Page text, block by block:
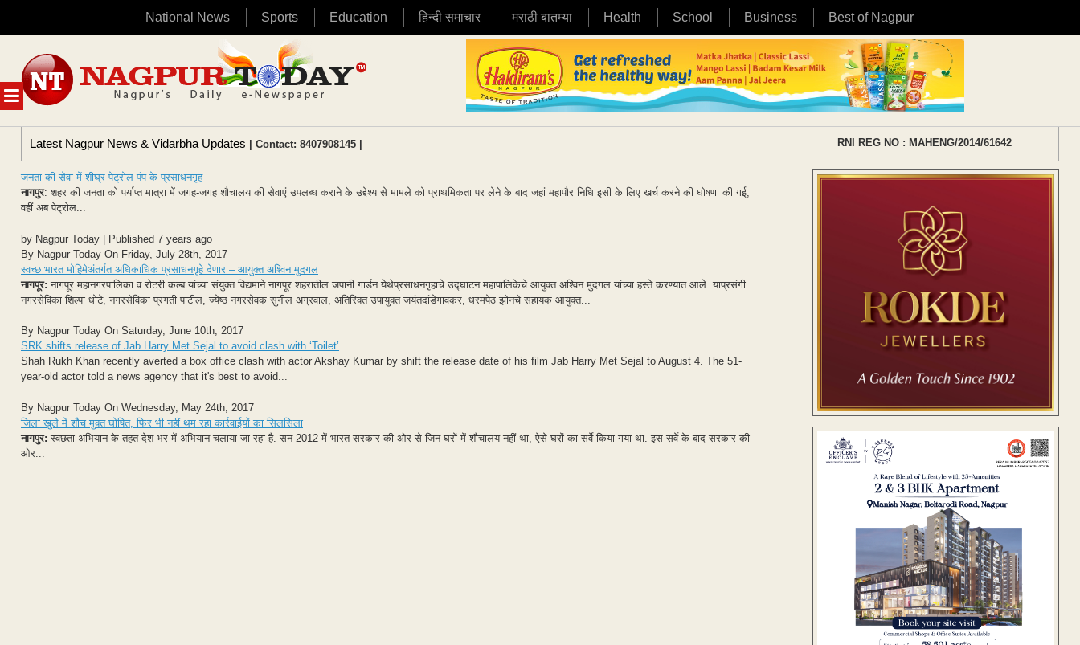
National News Sports Education हिन्दी समाचार मराठी बातम्या Health School Business Best of Nagpur
MENU
content
Latest Nagpur News & Vidarbha Updates | Contact: 8407908145 | RNI REG NO : MAHENG/2014/61642
जनता की सेवा में शीघ्र पेट्रोल पंप के प्रसाधनगृह
नागपुर: शहर की जनता को पर्याप्त मात्रा में जगह-जगह शौचालय की सेवाएं उपलब्ध कराने के उद्देश्य से मामले को प्राथमिकता पर लेने के बाद जहां महापौर निधि इसी के लिए खर्च करने की घोषणा की गई,
वहीं अब पेट्रोल...
by Nagpur Today | Published 7 years ago
By Nagpur Today On Friday, July 28th, 2017
स्वच्छ भारत मोहिमेअंतर्गत अधिकाधिक प्रसाधनगृहे देणार – आयुक्त अश्विन मुदगल
नागपूर: नागपूर महानगरपालिका व रोटरी कल्ब यांच्या संयुक्त विद्यमाने नागपूर शहरातील जपानी गार्डन येथेप्रसाधनगृहाचे उद्घाटन महापालिकेचे आयुक्त अश्विन मुदगल यांच्या हस्ते करण्यात आले. याप्रसंगी
नगरसेविका शिल्पा धोटे, नगरसेविका प्रगती पाटील, ज्येष्ठ नगरसेवक सुनील अग्रवाल, अतिरिक्त उपायुक्त जयंतदांडेगावकर, धरमपेठ झोनचे सहायक आयुक्त...
By Nagpur Today On Saturday, June 10th, 2017
SRK shifts release of Jab Harry Met Sejal to avoid clash with ‘Toilet’
Shah Rukh Khan recently averted a box office clash with actor Akshay Kumar by shift the release date of his film Jab Harry Met Sejal to August 4. The 51-
year-old actor told a news agency that it's best to avoid...
By Nagpur Today On Wednesday, May 24th, 2017
जिला खुले में शौच मुक्त घोषित, फिर भी नहीं थम रहा कार्रवाईयों का सिलसिला
नागपुर: स्वछता अभियान के तहत देश भर में अभियान चलाया जा रहा है. सन 2012 में भारत सरकार की ओर से जिन घरों में शौचालय नहीं था, ऐसे घरों का सर्वे किया गया था. इस सर्वे के बाद सरकार की
ओर...